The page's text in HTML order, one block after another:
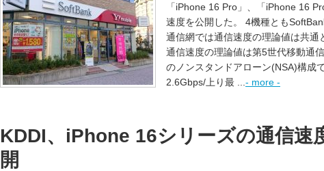
「iPhone 16 Pro」、「iPhone 16
速度を公開した。 4機種とも
通信網では通信速度の理論値は共通
通信速度の理論値は第5世代移動通
のノンスタンドアローン(NSA)構成
2.6Gbps/上り最 ... - more -
KDDI、iPhone 16シリーズの通信速
開